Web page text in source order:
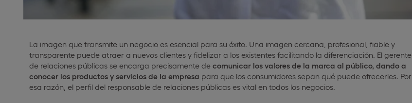
La imagen que transmite un negocio es esencial para su éxito. Una imagen cercana, profesional, fiable y
transparente puede atraer a nuevos clientes y fidelizar a los existentes facilitando la diferenciación. El gerente
de relaciones públicas se encarga precisamente de comunicar los valores de la marca al público, dando a
conocer los productos y servicios de la empresa para que los consumidores sepan qué puede ofrecerles. Por
esa razón, el perfil del responsable de relaciones públicas es vital en todos los negocios.